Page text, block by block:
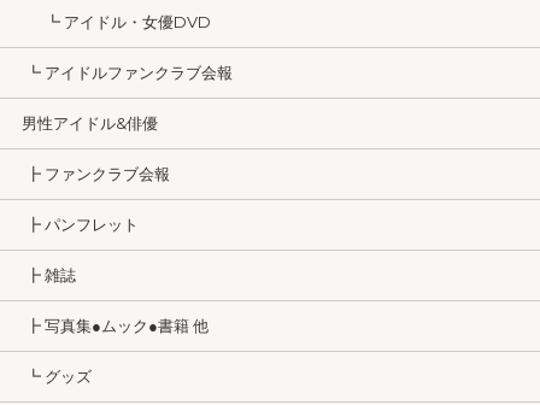
┗ アイドル・女優DVD
┗ アイドルファンクラブ会報
男性アイドル&俳優
┣ ファンクラブ会報
┣ パンフレット
┣ 雑誌
┣ 写真集●ムック●書籍 他
┗ グッズ